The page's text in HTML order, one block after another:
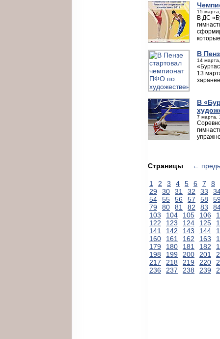
15
В ДС
В
14
13
В
7 марта,
Страницы ←
1 2 3 4 5 6 7
8
29
30 31 32 33
54
55 56 57 58
79
80 81 82 83
103
104 105 106
122
123 124 125
141
142 143 144
160
161 162 163
179
180 181 182
198
199 200 201
217
218 219 220
236
237 238 239